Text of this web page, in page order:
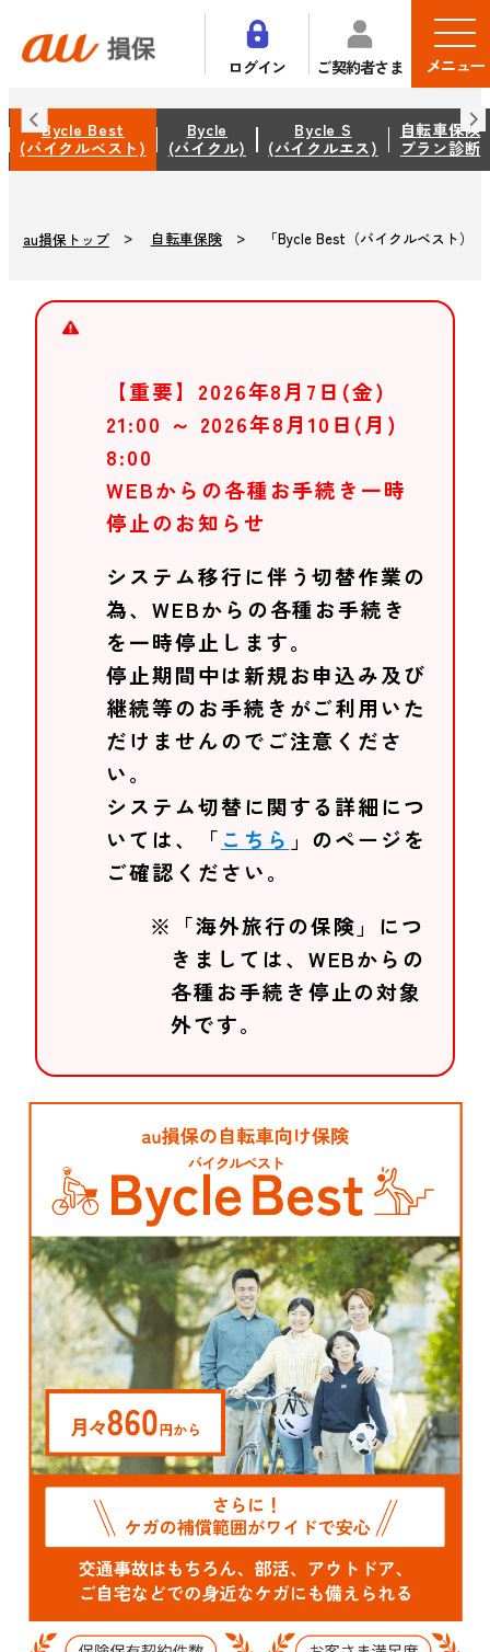
ログイン ご契約者さま メニュー
Bycle Best
(バイクルベスト)
Bycle
(バイクル)
Bycle S
(バイクルエス)
自転車保険
プラン診断
au損保トップ 自転車保険 「Bycle Best（バイクルベスト）」
【重要】2026年8月7日(金)
21:00 ～ 2026年8月10日(月)
8:00
WEBからの各種お手続き一時
停止のお知らせ
システム移行に伴う切替作業の
為、WEBからの各種お手続き
を一時停止します。
停止期間中は新規お申込み及び
継続等のお手続きがご利用いた
だけませんのでご注意くださ
い。
システム切替に関する詳細につ
いては、「 こちら 」のページを
ご確認ください。
※「海外旅行の保険」につ
きましては、WEBからの
各種お手続き停止の対象
外です。